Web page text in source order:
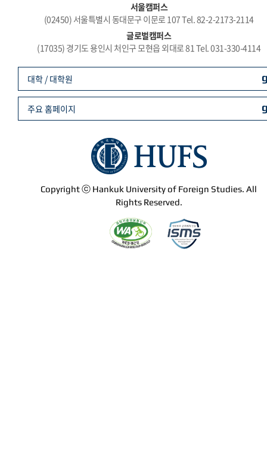
서울캠퍼스
(02450) 서울특별시 동대문구 이문로 107 Tel. 82-2-2173-2114
글로벌캠퍼스
(17035) 경기도 용인시 처인구 모현읍 외대로 81 Tel. 031-330-4114
Copyright ⓒ Hankuk University of Foreign Studies. All
Rights Reserved.
대학 / 대학원
주요 홈페이지